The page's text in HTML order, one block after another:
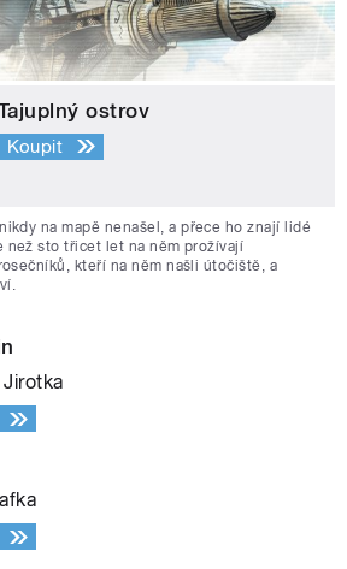
ostrov
Koupit
na mapě nenašel, a přece ho znají lidé
než sto třicet let na něm prožívají
kteří na něm našli útočiště, a